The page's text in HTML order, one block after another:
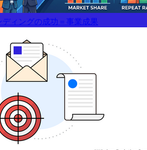
ィングの成功＝事業成果